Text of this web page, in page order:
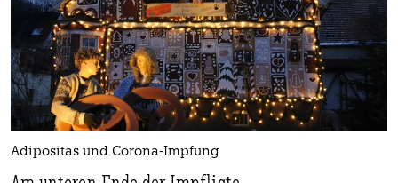
Adipositas und Corona-Impfung